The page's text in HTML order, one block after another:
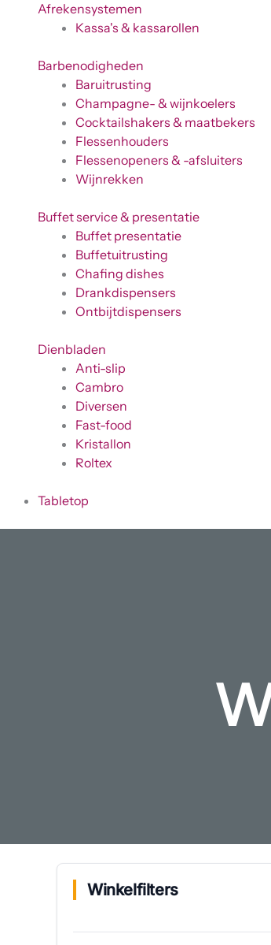
Afrekensystemen
Kassa's & kassarollen
Barbenodigheden
Baruitrusting
Champagne- & wijnkoelers
Cocktailshakers & maatbekers
Flessenhouders
Flessenopeners & -afsluiters
Wijnrekken
Buffet service & presentatie
Buffet presentatie
Buffetuitrusting
Chafing dishes
Drankdispensers
Ontbijtdispensers
Dienbladen
Anti-slip
Cambro
Diversen
Fast-food
Kristallon
Roltex
Tabletop
Winkelfilters